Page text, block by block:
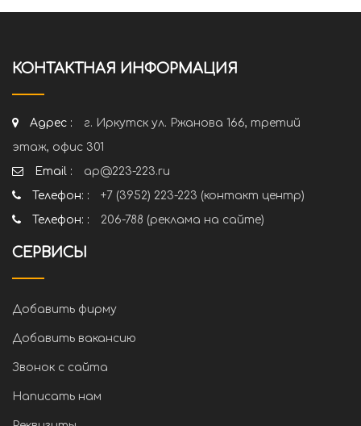
КОНТАКТНАЯ ИНФОРМАЦИЯ
Адрес :
г. Иркутск ул. Ржанова 166, третий
этаж, офис 301
Email :
ap@223-223.ru
Телефон: :
+7 (3952) 223-223 (контакт центр)
Телефон: :
206-788 (реклама на сайте)
СЕРВИСЫ
Добавить фирму
Добавить вакансию
Звонок с сайта
Написать нам